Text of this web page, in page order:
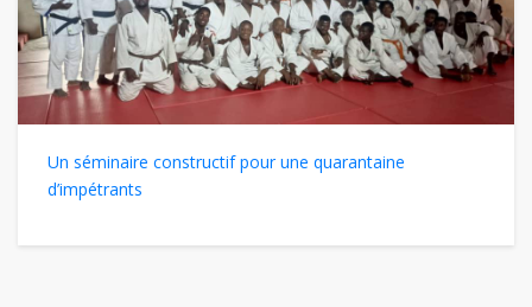
Un séminaire constructif pour une quarantaine
d’impétrants